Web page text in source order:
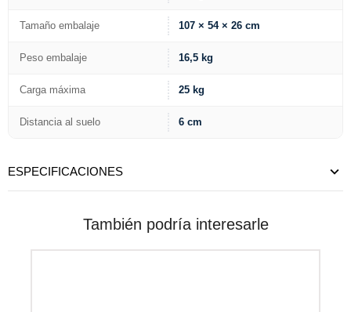
Tamaño embalaje 107 × 54 × 26 cm
Peso embalaje 16,5 kg
Carga máxima 25 kg
Distancia al suelo 6 cm
ESPECIFICACIONES
También podría interesarle